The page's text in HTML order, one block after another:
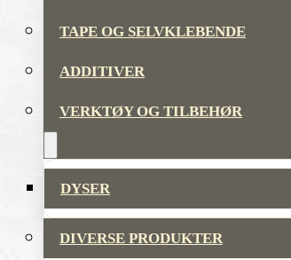
TAPE OG SELVKLEBENDE
ADDITIVER
VERKTØY OG TILBEHØR
DYSER
DIVERSE PRODUKTER